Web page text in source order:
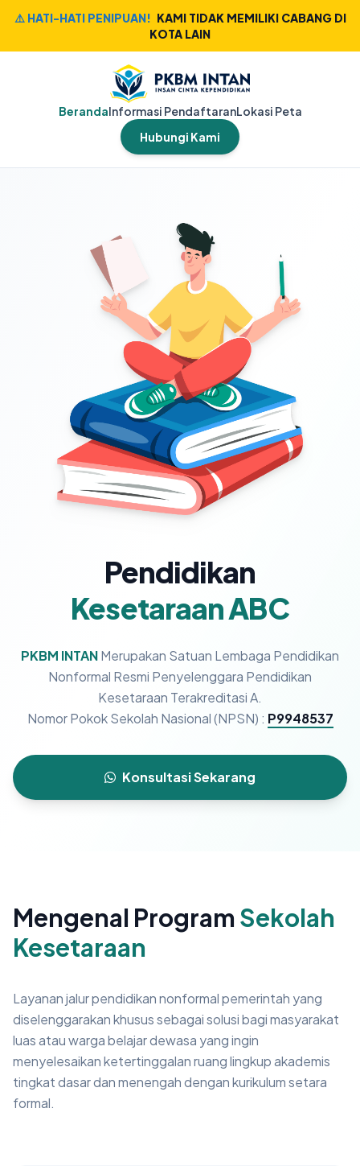
⚠️ HATI-HATI PENIPUAN! KAMI TIDAK MEMILIKI CABANG DI
KOTA LAIN
BerandaInformasi PendaftaranLokasi Peta
Hubungi Kami
Pendidikan
Kesetaraan ABC
PKBM INTANMerupakan Satuan Lembaga Pendidikan
Nonformal Resmi Penyelenggara Pendidikan
Kesetaraan Terakreditasi A.
Nomor Pokok Sekolah Nasional (NPSN) : P9948537
Konsultasi Sekarang
Mengenal Program Sekolah
Kesetaraan
Layanan jalur pendidikan nonformal pemerintah yang
diselenggarakan khusus sebagai solusi bagi masyarakat
luas atau warga belajar dewasa yang ingin
menyelesaikan ketertinggalan ruang lingkup akademis
tingkat dasar dan menengah dengan kurikulum setara
formal.